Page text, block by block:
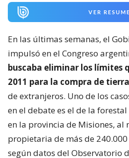
VER
En las últimas semanas, el
impulsó en el Congreso
buscaba eliminar los límites
2011 para la compra de
de extranjeros. Uno de los
en el debate es el de la
en la provincia de Misiones, al
propietaria de más de
según datos del Observatorio